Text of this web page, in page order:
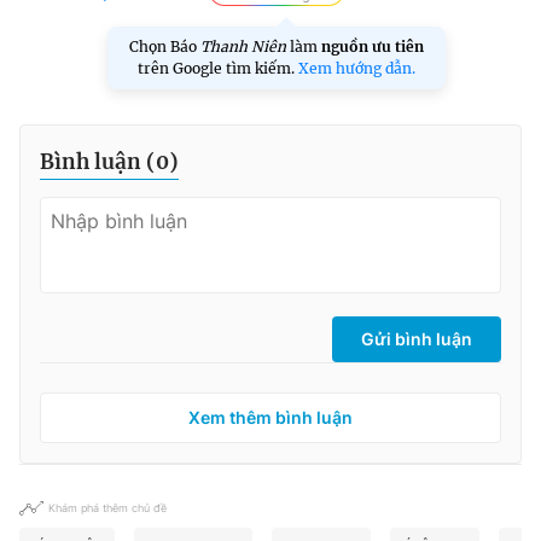
Chọn Báo Thanh Niên làm nguồn ưu tiên
trên Google tìm kiếm. Xem hướng dẫn.
Bình luận (0)
Gửi bình luận
Xem thêm bình luận
Khám phá thêm chủ đề